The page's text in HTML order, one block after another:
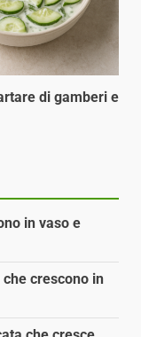
di gamberi e
in vaso e
crescono in